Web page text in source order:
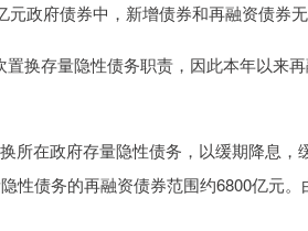
政府债券中，新增债券和再融资债券无
换存量隐性债务职责，因此本年以来
在政府存量隐性债务，以缓期降息，
性债务的再融资债券范围约6800亿元